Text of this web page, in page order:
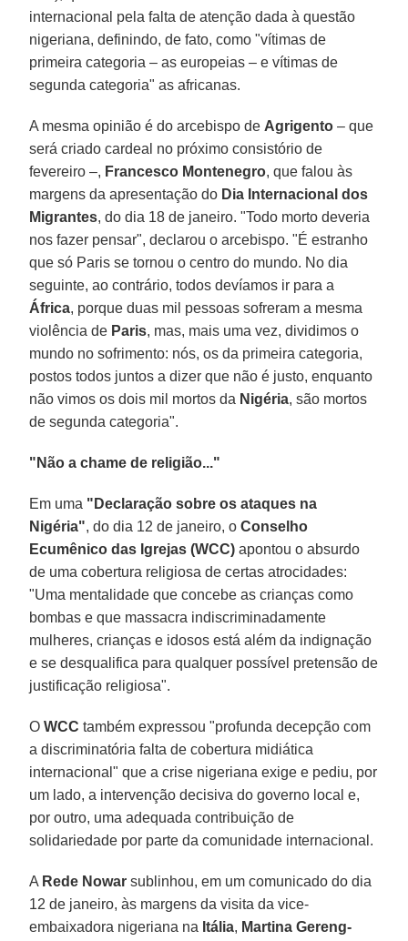
internacional pela falta de atenção dada à questão
nigeriana, definindo, de fato, como "vítimas de
primeira categoria – as europeias – e vítimas de
segunda categoria" as africanas.
A mesma opinião é do arcebispo de Agrigento – que
será criado cardeal no próximo consistório de
fevereiro –, Francesco Montenegro, que falou às
margens da apresentação do Dia Internacional dos
Migrantes, do dia 18 de janeiro. "Todo morto deveria
nos fazer pensar", declarou o arcebispo. "É estranho
que só Paris se tornou o centro do mundo. No dia
seguinte, ao contrário, todos devíamos ir para a
África, porque duas mil pessoas sofreram a mesma
violência de Paris, mas, mais uma vez, dividimos o
mundo no sofrimento: nós, os da primeira categoria,
postos todos juntos a dizer que não é justo, enquanto
não vimos os dois mil mortos da Nigéria, são mortos
de segunda categoria".
"Não a chame de religião..."
Em uma "Declaração sobre os ataques na
Nigéria", do dia 12 de janeiro, oConselho
Ecumênico das Igrejas (WCC) apontou o absurdo
de uma cobertura religiosa de certas atrocidades:
"Uma mentalidade que concebe as crianças como
bombas e que massacra indiscriminadamente
mulheres, crianças e idosos está além da indignação
e se desqualifica para qualquer possível pretensão de
justificação religiosa".
OWCC também expressou "profunda decepção com
a discriminatória falta de cobertura midiática
internacional" que a crise nigeriana exige e pediu, por
um lado, a intervenção decisiva do governo local e,
por outro, uma adequada contribuição de
solidariedade por parte da comunidade internacional.
A Rede Nowar sublinhou, em um comunicado do dia
12 de janeiro, às margens da visita da vice-
embaixadora nigeriana na Itália, Martina Gereng-